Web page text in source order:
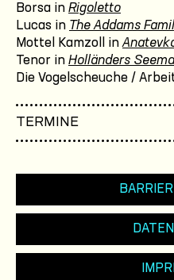
Borsa in Rigoletto
Lucas in The Addams
Mottel Kamzoll in
Tenor in Holländers
Die Vogelscheuche /
TERMINE